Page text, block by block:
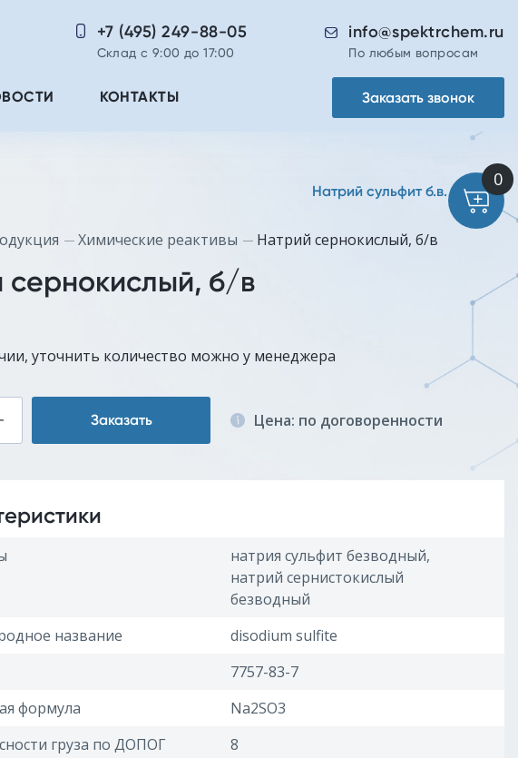
info@spektrchem.ru
По любым вопросам
+7 (495) 249-88-05
Склад с 9:00 до 17:00
КОНТАКТЫ Заказать звонок
Натрий сульфит б.в. фото
Химические реактивы Натрий сернокислый, б/в
сернокислый, б/в
уточнить количество можно у менеджера
Заказать Цена: по договоренности
натрия сульфит безводный,
натрий сернистокислый
безводный
название
disodium sulfite
7757-83-7
формула
Na2SO3
груза по ДОПОГ
8